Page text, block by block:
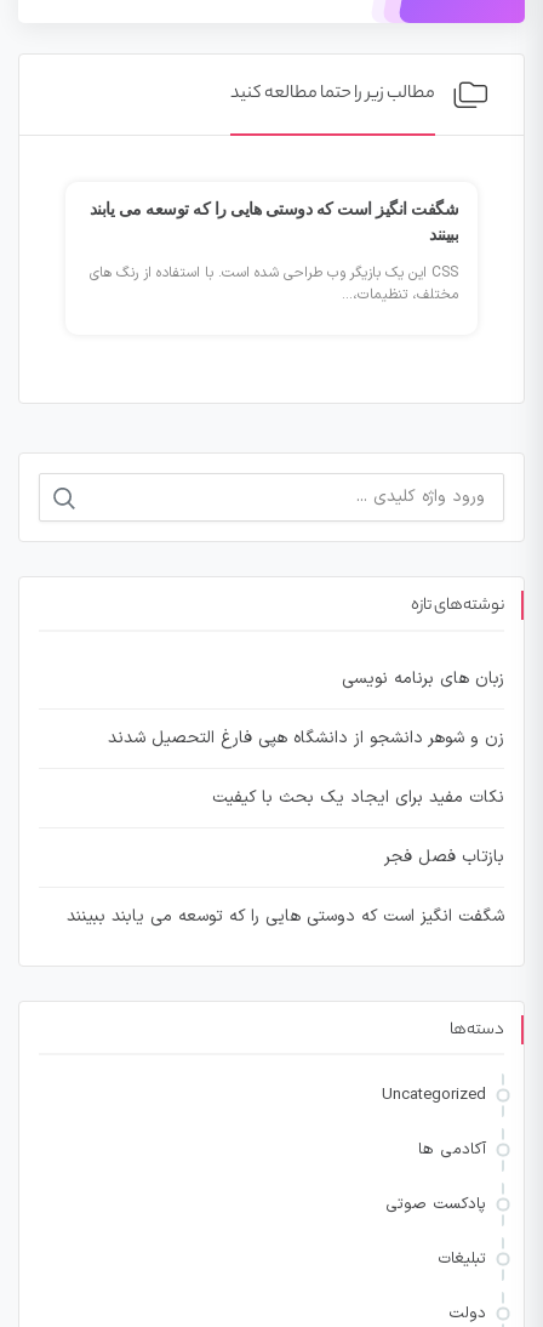
مطالب زیر را حتما مطالعه کنید
شگفت انگیز است که دوستی هایی را که توسعه می یابند
ببینند
CSS این یک بازیگر وب طراحی شده است. با استفاده از رنگ های
مختلف، تنظیمات،...
جستجو
نوشته‌های تازه
زبان های برنامه نویسی
زن و شوهر دانشجو از دانشگاه هپی فارغ التحصیل شدند
نکات مفید برای ایجاد یک بحث با کیفیت
بازتاب فصل فجر
شگفت انگیز است که دوستی هایی را که توسعه می یابند ببینند
دسته‌ها
Uncategorized
آکادمی ها
پادکست صوتی
تبلیغات
دولت